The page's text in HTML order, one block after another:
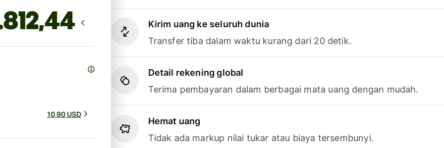
Kirim uang ke seluruh dunia
Transfer tiba dalam waktu kurang dari 20 detik.
Detail rekening global
Terima pembayaran dalam berbagai mata uang dengan mudah.
Hemat uang
Tidak ada markup nilai tukar atau biaya tersembunyi.
10,90 USD